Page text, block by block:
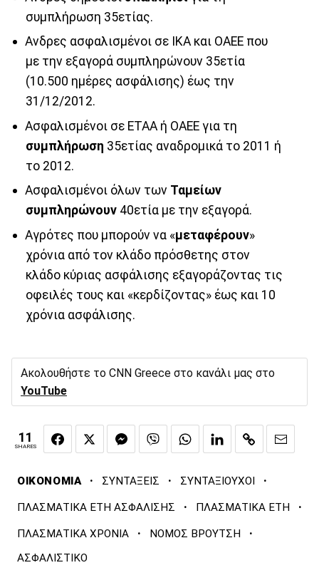
συμπλήρωση 35ετίας.
Ανδρες ασφαλισμένοι σε ΙΚΑ και ΟΑΕΕ που
με την εξαγορά συμπληρώνουν 35ετία
(10.500 ημέρες ασφάλισης) έως την
31/12/2012.
Ασφαλισμένοι σε ΕΤΑΑ ή ΟΑΕΕ για τη
συμπλήρωση 35ετίας αναδρομικά το 2011 ή
το 2012.
Ασφαλισμένοι όλων των Ταμείων
συμπληρώνουν40ετία με την εξαγορά.
Αγρότες που μπορούν να «μεταφέρουν»
χρόνια από τον κλάδο πρόσθετης στον
κλάδο κύριας ασφάλισης εξαγοράζοντας τις
οφειλές τους και «κερδίζοντας» έως και 10
χρόνια ασφάλισης.
Ακολουθήστε το CNN Greece στο κανάλι μας στο
YouTube
11
SHARES
ΟΙΚΟΝΟΜΙΑ · ΣΥΝΤΑΞΕΙΣ · ΣΥΝΤΑΞΙΟΥΧΟΙ ·
ΠΛΑΣΜΑΤΙΚΑ ΕΤΗ ΑΣΦΑΛΙΣΗΣ · ΠΛΑΣΜΑΤΙΚΑ ΕΤΗ ·
ΠΛΑΣΜΑΤΙΚΑ ΧΡΟΝΙΑ · ΝΟΜΟΣ ΒΡΟΥΤΣΗ ·
ΑΣΦΑΛΙΣΤΙΚΟ